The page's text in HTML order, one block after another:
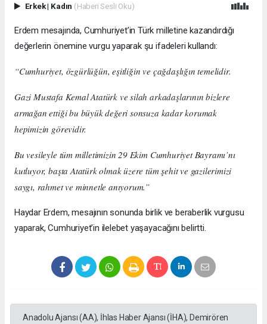
Erkek| Kadın (Haberi Sesli Oku)
Erdem mesajında, Cumhuriyet’in Türk milletine kazandırdığı
değerlerin önemine vurgu yaparak şu ifadeleri kullandı:
“Cumhuriyet, özgürlüğün, eşitliğin ve çağdaşlığın temelidir.
Gazi Mustafa Kemal Atatürk ve silah arkadaşlarının bizlere
armağan ettiği bu büyük değeri sonsuza kadar korumak
hepimizin görevidir.
Bu vesileyle tüm milletimizin 29 Ekim Cumhuriyet Bayramı’nı
kutluyor, başta Atatürk olmak üzere tüm şehit ve gazilerimizi
saygı, rahmet ve minnetle anıyorum.”
Haydar Erdem, mesajının sonunda birlik ve beraberlik vurgusu
yaparak, Cumhuriyet’in ilelebet yaşayacağını belirtti.
Anadolu Ajansı (AA), İhlas Haber Ajansı (İHA), Demirören